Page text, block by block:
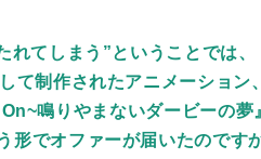
れてしまう”ということでは
て制作されたアニメーショ
鳴りやまないダービーの
形でオファーが届いたのです